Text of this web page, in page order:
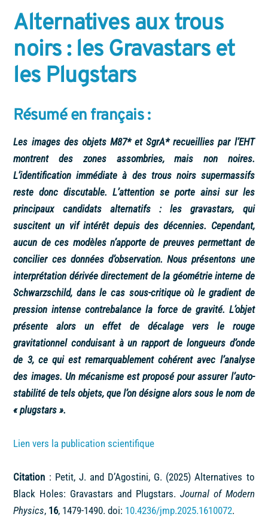
Alternatives aux trous
noirs : les Gravastars et
les Plugstars
Résumé en français :
Les images des objets M87* et SgrA* recueillies par l’EHT
montrent des zones assombries, mais non noires.
L’identification immédiate à des trous noirs supermassifs
reste donc discutable. L’attention se porte ainsi sur les
principaux candidats alternatifs : les gravastars, qui
suscitent un vif intérêt depuis des décennies. Cependant,
aucun de ces modèles n’apporte de preuves permettant de
concilier ces données d’observation. Nous présentons une
interprétation dérivée directement de la géométrie interne de
Schwarzschild, dans le cas sous-critique où le gradient de
pression intense contrebalance la force de gravité. L’objet
présente alors un effet de décalage vers le rouge
gravitationnel conduisant à un rapport de longueurs d’onde
de 3, ce qui est remarquablement cohérent avec l’analyse
des images. Un mécanisme est proposé pour assurer l’auto-
stabilité de tels objets, que l’on désigne alors sous le nom de
« plugstars ».
Lien vers la publication scientifique
Citation : Petit, J. and D’Agostini, G. (2025) Alternatives to
Black Holes: Gravastars and Plugstars. Journal of Modern
Physics, 16, 1479-1490. doi: 10.4236/jmp.2025.1610072.